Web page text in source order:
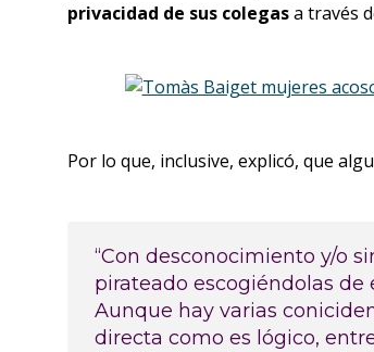
privacidad de sus colegasa través
Por lo que, inclusive, explicó, que
“Con desconocimiento y/o
pirateado escogiéndolas de
Aunque hay varias
directa como es lógico,